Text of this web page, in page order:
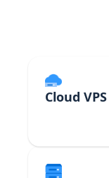
Cloud VPS